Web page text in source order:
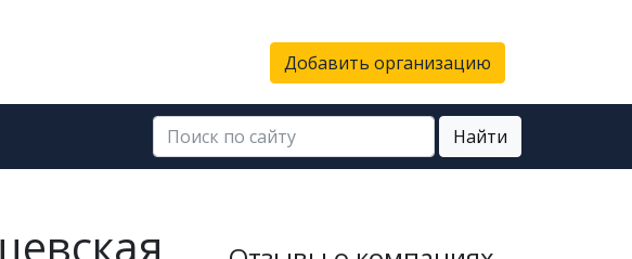
Добавить организацию
Найти